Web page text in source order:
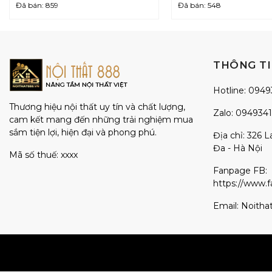
là:
hiện
Đã bán: 859
là:
hiện
Đã bán: 548
Thương hiệu nội thất uy tín và chất lượng,
cam kết mang đến những trải nghiệm mua
sắm tiện lợi, hiện đại và phong phú.
Mã số thuế: xxxx
THÔNG
Hotline:
Zalo:
Địa chỉ: 326
Đa - Hà Nội
Fanpage FB:
https://
Email: